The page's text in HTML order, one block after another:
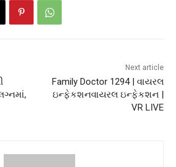
Next article
Family Doctor 1294 | વાયરલ
ઇન્ફેકશનવાયરલ ઇન્ફેકશન |
VR LIVE